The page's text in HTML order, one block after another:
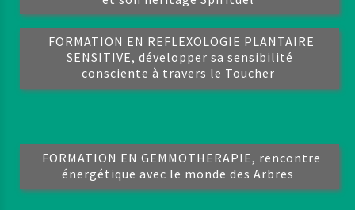
FORMATION EN REFLEXOLOGIE PLANTAIRE
SENSITIVE, développer sa sensibilité
consciente à travers le Toucher
FORMATION EN GEMMOTHERAPIE, rencontre
énergétique avec le monde des Arbres